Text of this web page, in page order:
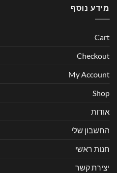
מידע נוסף
Cart
Checkout
My Account
Shop
אודות
החשבון שלי
חנות ראשי
יצירת קשר